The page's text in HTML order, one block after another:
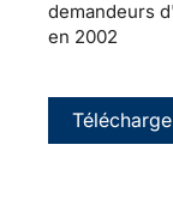
demandeurs
en 2002